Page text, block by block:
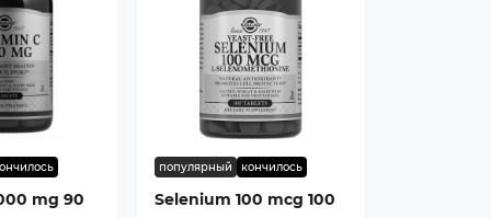
mg 90
популярный кончилось
Selenium 100 mcg 100